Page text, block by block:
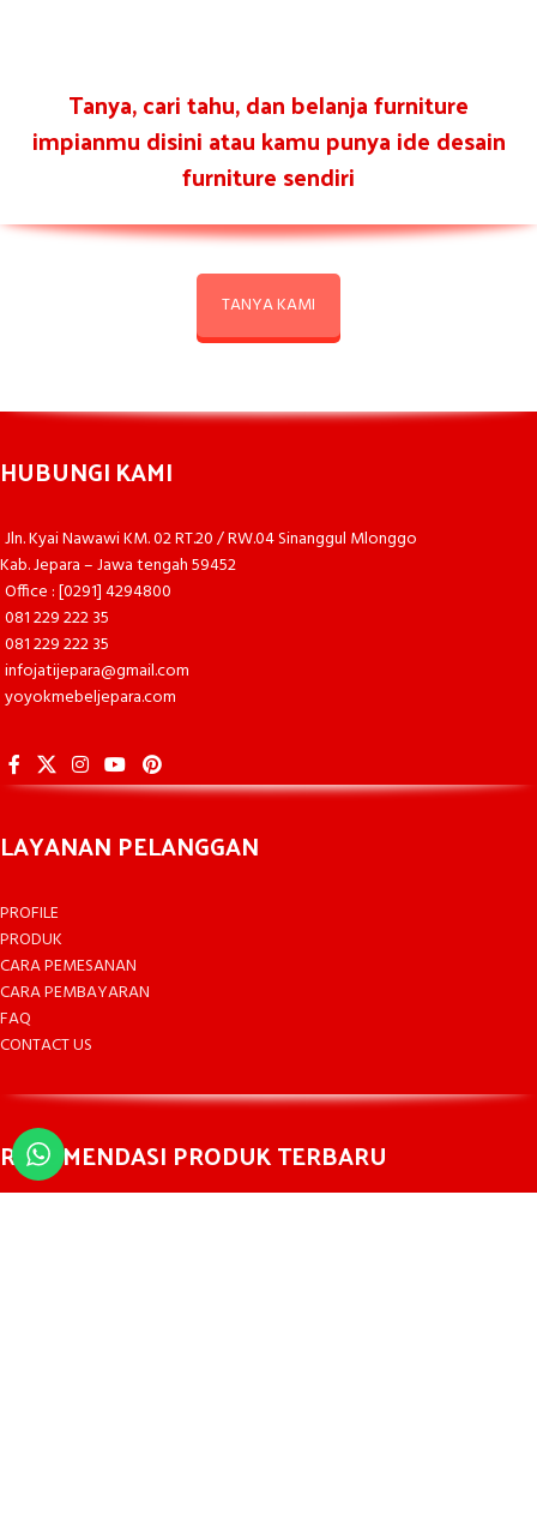
Tanya, cari tahu, dan belanja furniture
impianmu disini atau kamu punya ide desain
furniture sendiri
TANYA KAMI
HUBUNGI KAMI
Jln. Kyai Nawawi KM. 02 RT.20 / RW.04 Sinanggul Mlonggo
Kab. Jepara – Jawa tengah 59452
Office : [0291] 4294800
081 229 222 35
081 229 222 35
infojatijepara@gmail.com
yoyokmebeljepara.com
LAYANAN PELANGGAN
PROFILE
PRODUK
CARA PEMESANAN
CARA PEMBAYARAN
FAQ
CONTACT US
REKOMENDASI PRODUK TERBARU